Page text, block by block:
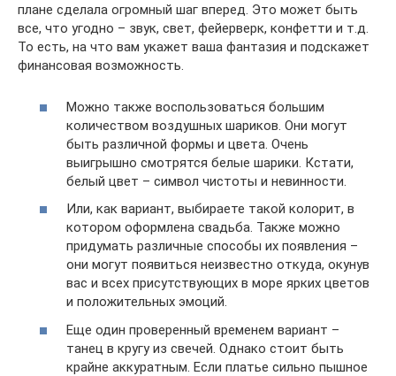
плане сделала огромный шаг вперед. Это может быть
все, что угодно – звук, свет, фейерверк, конфетти и т.д.
То есть, на что вам укажет ваша фантазия и подскажет
финансовая возможность.
Можно также воспользоваться большим
количеством воздушных шариков. Они могут
быть различной формы и цвета. Очень
выигрышно смотрятся белые шарики. Кстати,
белый цвет – символ чистоты и невинности.
Или, как вариант, выбираете такой колорит, в
котором оформлена свадьба. Также можно
придумать различные способы их появления –
они могут появиться неизвестно откуда, окунув
вас и всех присутствующих в море ярких цветов
и положительных эмоций.
Еще один проверенный временем вариант –
танец в кругу из свечей. Однако стоит быть
крайне аккуратным. Если платье сильно пышное